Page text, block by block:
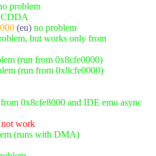
problem
(eu) no problem
but works only from
(run from 0x8cfe0000)
(run from 0x8cfe0000)
0x8cfe8000 and IDE emu async
not work
(runs with DMA)